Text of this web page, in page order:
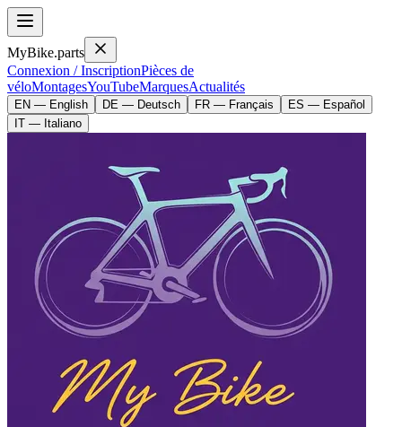
MyBike.parts
Connexion / InscriptionPièces de
véloMontagesYouTubeMarquesActualités
EN — English DE — Deutsch FR — Français
ES — Español
IT — Italiano